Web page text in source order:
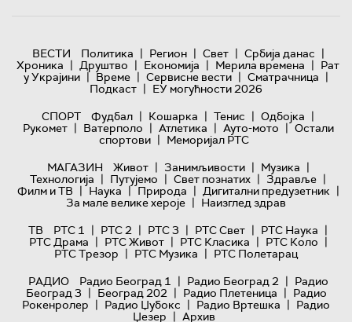
ВЕСТИ Политика | Регион | Свет | Србија данас |
Хроника | Друштво | Економија | Мерила времена | Рат
у Украјини | Време | Сервисне вести | Сматрачница |
Подкаст | ЕУ могућности 2026
СПОРТ
Фудбал | Кошарка | Тенис | Одбојка |
Рукомет | Ватерполо | Атлетика | Ауто-мото | Остали
спортови | Меморијал РТС
МАГАЗИН
Живот | Занимљивости | Музика |
Технологијa | Путујемо | Свет познатих | Здравље |
Филм и ТВ | Наука | Природа | Дигитални предузетник |
За мале велике хероје | Наизглед здрав
ТВ
РТС 1 | РТС 2 | РТС 3 | РТС Свет | РТС Наука |
РТС Драма | РТС Живот | РТС Класика | РТС Коло |
РТС Трезор | РТС Музика | РТС Полетарац
РАДИО
Радио Београд 1 | Радио Београд 2 | Радио
Београд 3 | Београд 202 | Радио Плетеница | Радио
Рокенролер | Радио Џубокс | Радио Вртешка | Радио
Џезер | Архив